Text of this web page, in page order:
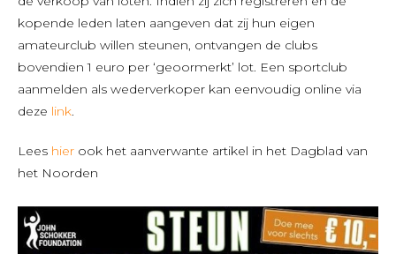
kopende leden laten aangeven dat zij hun eigen
amateurclub willen steunen, ontvangen de clubs
bovendien 1 euro per ‘geoormerkt’ lot. Een sportclub
aanmelden als wederverkoper kan eenvoudig online via
deze link
Lees hier ook het aanverwante artikel in het Dagblad van
het Noorden